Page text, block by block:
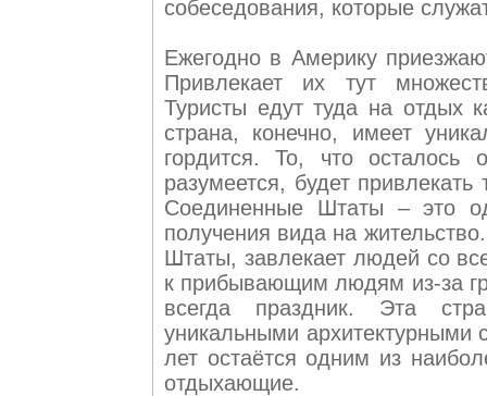
собеседования, которые
Ежегодно в Америку
Привлекает их тут
Туристы едут туда на отдых
страна, конечно, имеет
гордится. То, что осталось
разумеется, будет
Соединенные Штаты – это
получения вида на
Штаты, завлекает людей со
к прибывающим людям из-за
всегда праздник. Эта
уникальными архитектурными
лет остаётся одним из
отдыхающие.